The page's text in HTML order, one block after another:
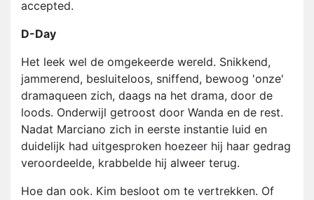
accepted.
D-Day
Het leek wel de omgekeerde wereld. Snikkend,
jammerend, besluiteloos, sniffend, bewoog 'onze'
dramaqueen zich, daags na het drama, door de
loods. Onderwijl getroost door Wanda en de rest.
Nadat Marciano zich in eerste instantie luid en
duidelijk had uitgesproken hoezeer hij haar gedrag
veroordeelde, krabbelde hij alweer terug.
Hoe dan ook. Kim besloot om te vertrekken. Of